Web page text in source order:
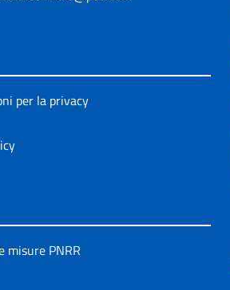
per la privacy
misure PNRR